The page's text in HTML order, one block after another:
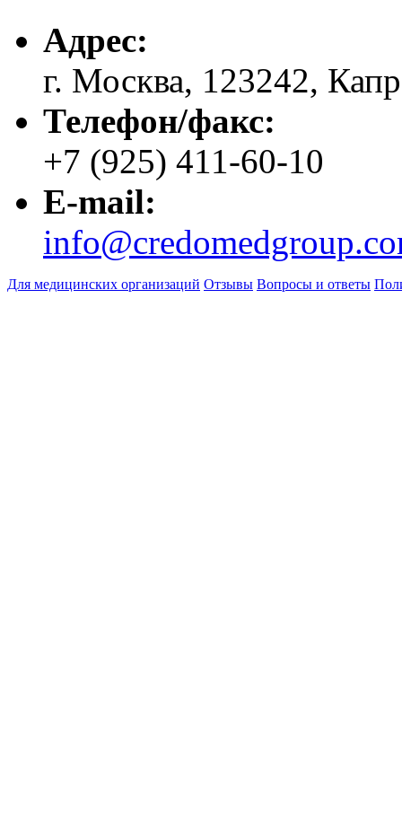
Адрес:
г. Москва, 123242,
Телефон/факс:
+7 (925) 411-60-10
E-mail:
Для медицинских организаций Отзывы Вопросы и ответы